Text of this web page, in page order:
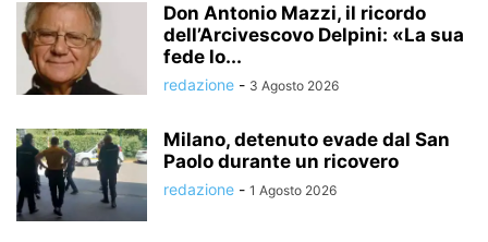
Don Antonio Mazzi, il ricordo
dell’Arcivescovo Delpini: «La sua
fede lo...
redazione - 3 Agosto 2026
Milano, detenuto evade dal San
Paolo durante un ricovero
redazione - 1 Agosto 2026